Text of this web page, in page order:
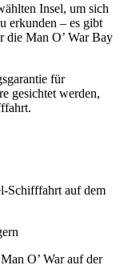
Insel, um sich
erkunden – es gibt
die Man O’ War Bay
für
gesichtet werden,
Schifffahrt auf dem
O’ War auf der